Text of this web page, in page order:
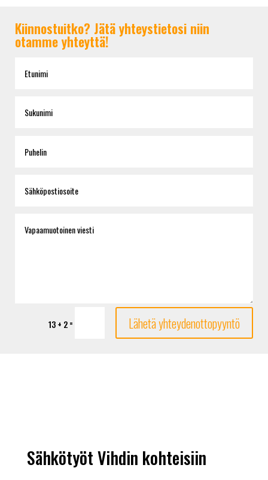
Kiinnostuitko? Jätä yhteystietosi niin
otamme yhteyttä!
13 + 2= Lähetä yhteydenottopyyntö
Sähkötyöt Vihdin kohteisiin